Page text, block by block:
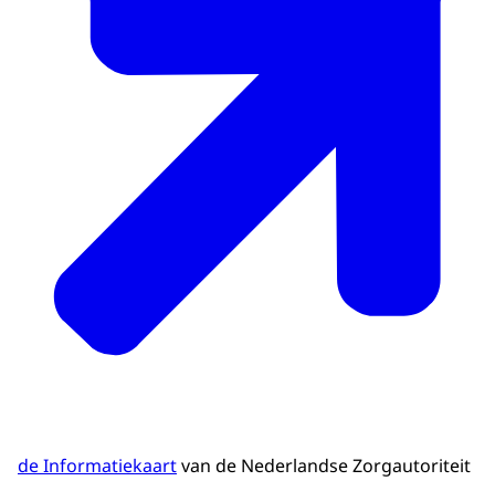
de Informatiekaartvan de Nederlandse Zorgautoriteit